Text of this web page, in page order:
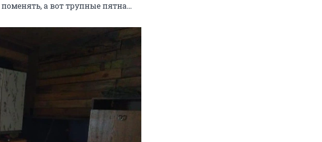
а вот трупные пятна…